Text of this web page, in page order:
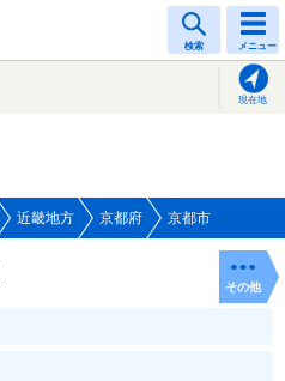
検索 メニュー
現在地
近畿地方 京都府 京都市
その他